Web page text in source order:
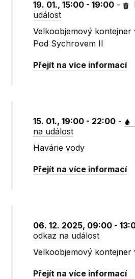
19. 01., 15:00 - 19:00 -
událost
Velkoobjemový
Pod Sychrovem II
Přejít na více informací
15. 01., 19:00 - 22:00 -
na událost
Havárie vody
Přejít na více informací
06. 12. 2025, 09:00 -
odkaz na událost
Velkoobjemový
Přejít na více informací